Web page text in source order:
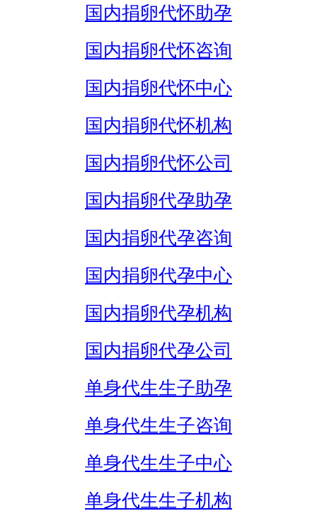
国内捐卵代怀助孕
国内捐卵代怀咨询
国内捐卵代怀中心
国内捐卵代怀机构
国内捐卵代怀公司
国内捐卵代孕助孕
国内捐卵代孕咨询
国内捐卵代孕中心
国内捐卵代孕机构
国内捐卵代孕公司
单身代生生子助孕
单身代生生子咨询
单身代生生子中心
单身代生生子机构